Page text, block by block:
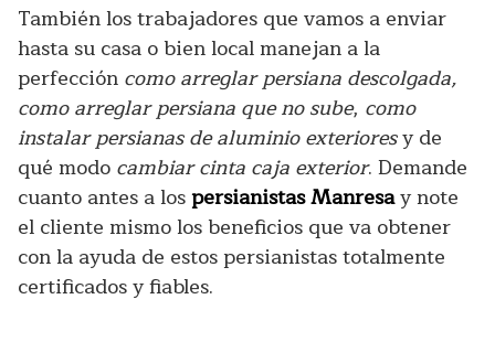
También los trabajadores que vamos a enviar
hasta su casa o bien local manejan a la
perfección como arreglar persiana descolgada,
como arreglar persiana que no sube, como
instalar persianas de aluminio exterioresy de
qué modo cambiar cinta caja exterior. Demande
cuanto antes a lospersianistas Manresay note
el cliente mismo los beneficios que va obtener
con la ayuda de estos persianistas totalmente
certificados y fiables.